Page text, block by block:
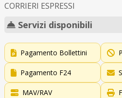
CORRIERI ESPRESSI
Servizi disponibili
Pagamento Bollettini
Pagamento F24
MAV/RAV